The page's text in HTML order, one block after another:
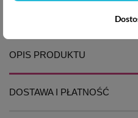
- Drobne oczka (4)
OPIS PRODUKTU
DOSTAWA I PŁATNOŚĆ